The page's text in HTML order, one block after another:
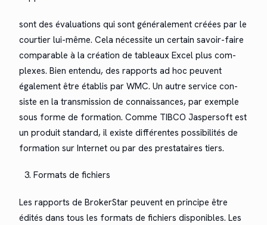
sont des éval­u­a­tions qui sont générale­ment créées par le
courtier lui-même. Cela néces­site un cer­tain savoir-faire
com­pa­ra­ble à la créa­tion de tableaux Excel plus com­
plex­es. Bien enten­du, des rap­ports ad hoc peu­vent
égale­ment être étab­lis par WMC. Un autre ser­vice con­
siste en la trans­mis­sion de con­nais­sances, par exem­ple
sous forme de for­ma­tion. Comme TIBCO Jasper­soft est
un pro­duit stan­dard, il existe dif­férentes pos­si­bil­ités de
for­ma­tion sur Inter­net ou par des prestataires tiers.
For­mats de fichiers
Les rap­ports de Bro­ker­Star peu­vent en principe être
édités dans tous les for­mats de fichiers disponibles. Les